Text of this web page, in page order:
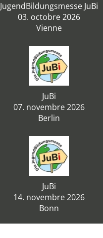
JugendBildungsmesse JuBi
03. octobre 2026
Vienne
JuBi
07. novembre 2026
Berlin
JuBi
14. novembre 2026
Bonn